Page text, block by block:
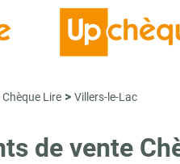
Lire > Villers-le-Lac
de vente